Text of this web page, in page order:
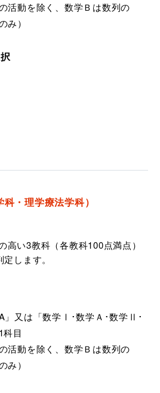
活動を除く、数学Ｂは数列の
み）
・理学療法学科）
高い3教科（各教科100点満点）
します。
」又は「数学Ⅰ･数学Ａ･数学Ⅱ･
目
活動を除く、数学Ｂは数列の
み）